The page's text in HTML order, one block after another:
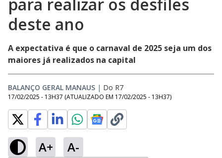
deste ano
A expectativa é que o carnaval de 2025 seja um dos
maiores já realizados na capital
BALANÇO GERAL MANAUS | Do R7
17/02/2025 - 13H37 (ATUALIZADO EM 17/02/2025 - 13H37)
A+ A-